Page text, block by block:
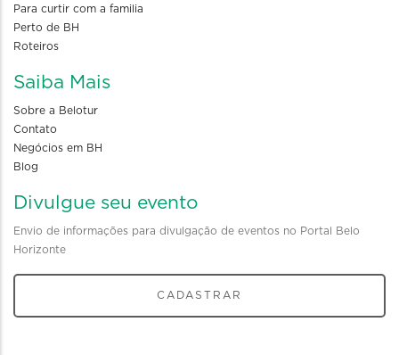
Para curtir com a familia
Perto de BH
Roteiros
Saiba Mais
Sobre a Belotur
Contato
Negócios em BH
Blog
Divulgue seu evento
Envio de informações para divulgação de eventos no Portal Belo
Horizonte
CADASTRAR